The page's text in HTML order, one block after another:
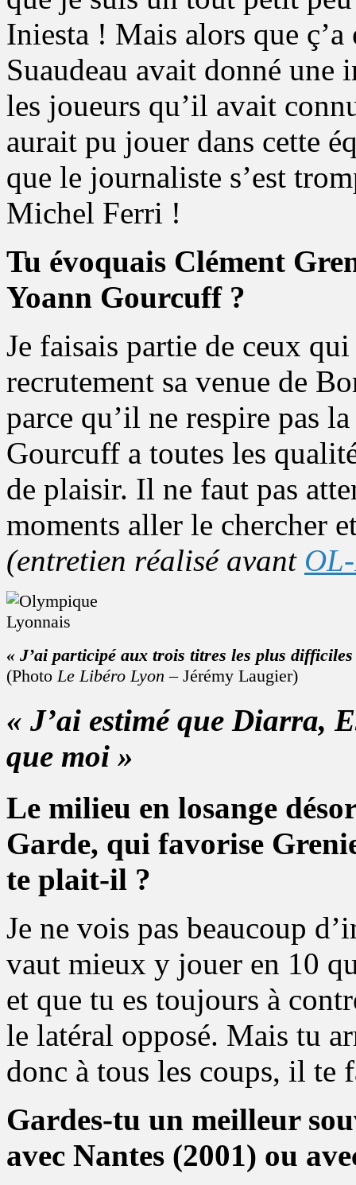
Iniesta ! Mais alors que
Suaudeau avait donné
les joueurs qu’il avait
aurait pu jouer dans cette
que le journaliste s’est
Michel Ferri !
Tu évoquais Clément
Yoann Gourcuff ?
Je faisais partie de ceux
recrutement sa venue de
parce qu’il ne respire pas
Gourcuff a toutes les
de plaisir. Il ne faut pas
moments aller le chercher
(entretien réalisé avant
« J’ai participé aux trois titres les plus
(Photo Le Libéro Lyon – Jérémy Laugier)
« J’ai estimé que Diarra,
que moi »
Le milieu en losange
Garde, qui favorise
te plait-il ?
Je ne vois pas beaucoup
vaut mieux y jouer en 10
et que tu es toujours à
le latéral opposé. Mais tu
donc à tous les coups, il
Gardes-tu un meilleur
avec Nantes (2001) ou